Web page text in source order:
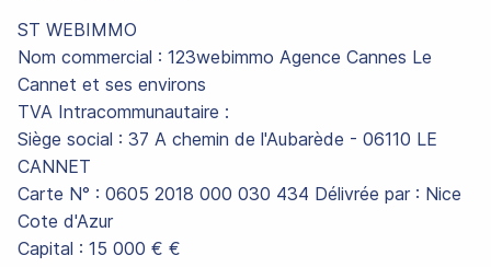
ST WEBIMMO
Nom commercial : 123webimmo Agence Cannes Le
Cannet et ses environs
TVA Intracommunautaire :
Siège social : 37 A chemin de l'Aubarède - 06110 LE
CANNET
Carte N° : 0605 2018 000 030 434 Délivrée par : Nice
Cote d'Azur
Capital : 15 000 € €